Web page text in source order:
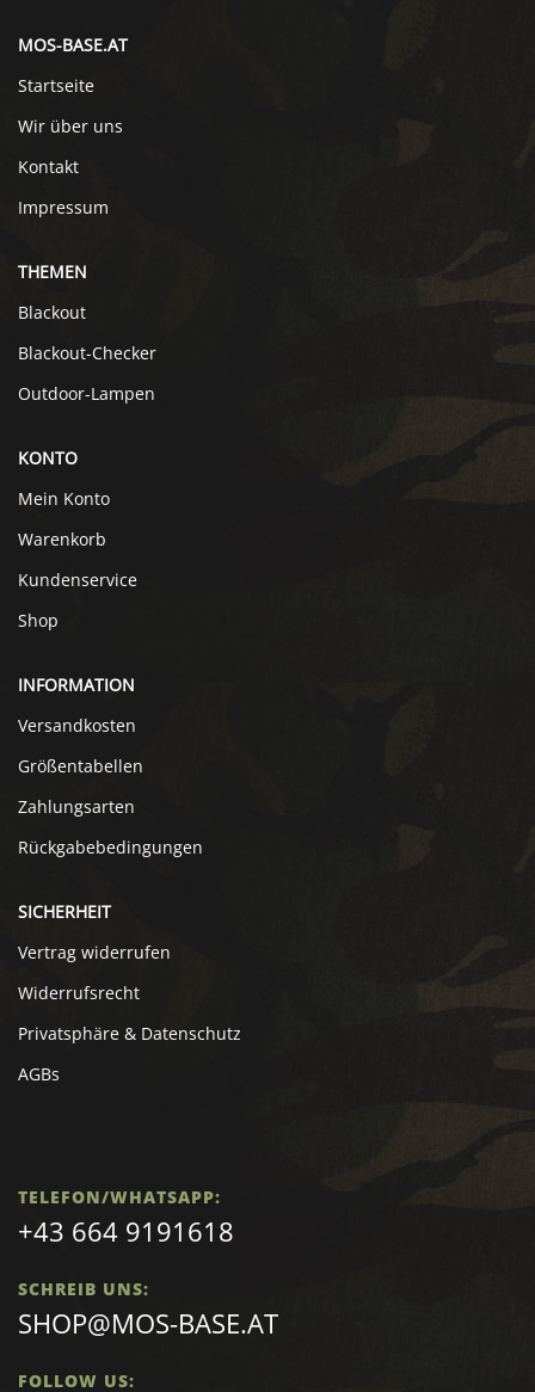
MOS-BASE.AT
Startseite
Wir über uns
Kontakt
Impressum
THEMEN
Blackout
Blackout-Checker
Outdoor-Lampen
KONTO
Mein Konto
Warenkorb
Kundenservice
Shop
INFORMATION
Versandkosten
Größentabellen
Zahlungsarten
Rückgabebedingungen
SICHERHEIT
Vertrag widerrufen
Widerrufsrecht
Privatsphäre & Datenschutz
AGBs
TELEFON/WHATSAPP:
+43 664 9191618
SCHREIB UNS:
SHOP@MOS-BASE.AT
FOLLOW US: